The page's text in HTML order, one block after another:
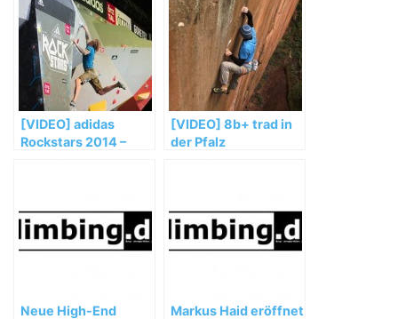
[VIDEO] adidas
Rockstars 2014 –
[VIDEO] 8b+ trad in
der Pfalz
Neue High-End
Markus Haid eröffnet